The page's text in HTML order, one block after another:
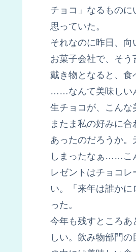
チョコ」なるもの
思っていた。
それなのに昨日、向
お菓子会社で、そ
戴き物となると、
……なんて美味しい
生チョコが、こん
またま私の好みに
あったのだろうか
しまったなぁ……こ
レゼントはチョコ
い。「来年は誰か
った。
今年も残すところ
しい。飲み物部門